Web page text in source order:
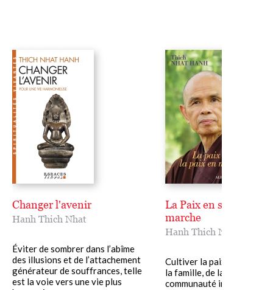
Changer l'avenir
Hanh Thich Nhat
Éviter de sombrer dans l’abîme
des illusions et de l’attachement
générateur de souffrances, telle
est la voie vers une vie plus
La Paix en soi, la paix
marche
Hanh Thich Nhat
Cultiver la paix en soi, au
la famille, de la société, de
communauté